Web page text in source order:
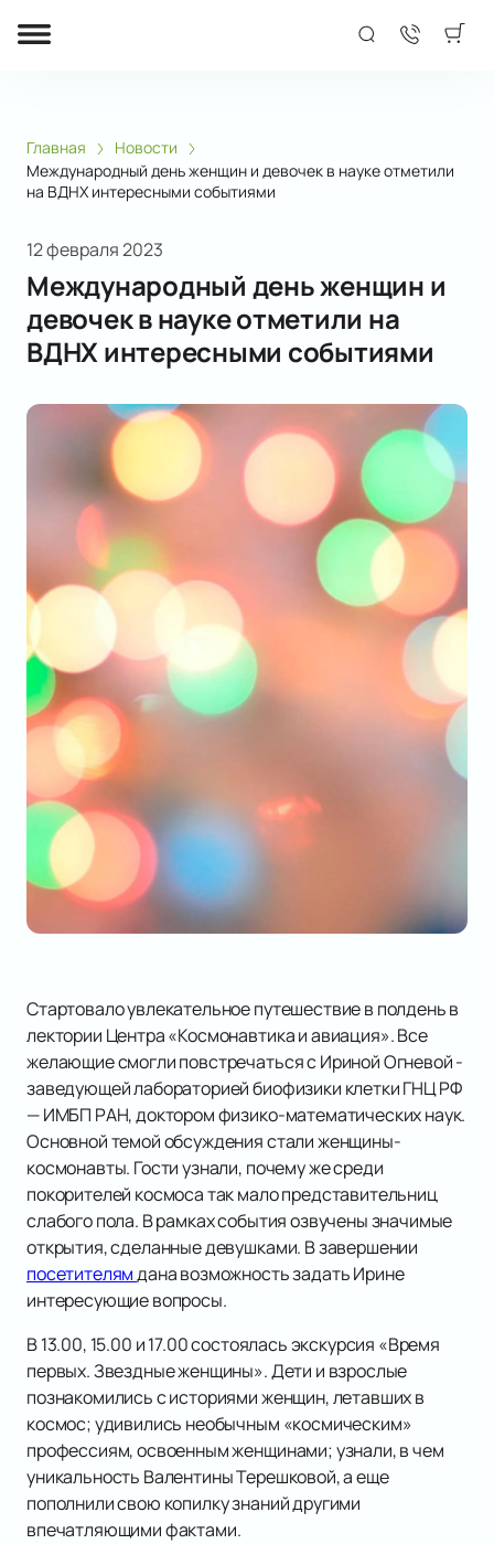
Главная
Новости
Международный день женщин и девочек в науке отметили
на ВДНХ интересными событиями
12 февраля 2023
Международный день женщин и
девочек в науке отметили на
ВДНХ интересными событиями
Стартовало увлекательное путешествие в полдень в
лектории Центра «Космонавтика и авиация». Все
желающие смогли повстречаться с Ириной Огневой -
заведующей лабораторией биофизики клетки ГНЦ РФ
— ИМБП РАН, доктором физико-математических наук.
Основной темой обсуждения стали женщины-
космонавты. Гости узнали, почему же среди
покорителей космоса так мало представительниц
слабого пола. В рамках события озвучены значимые
открытия, сделанные девушками. В завершении
посетителямдана возможность задать Ирине
интересующие вопросы.
В 13.00, 15.00 и 17.00 состоялась экскурсия «Время
первых. Звездные женщины». Дети и взрослые
познакомились с историями женщин, летавших в
космос; удивились необычным «космическим»
профессиям, освоенным женщинами; узнали, в чем
уникальность Валентины Терешковой, а еще
пополнили свою копилку знаний другими
впечатляющими фактами.